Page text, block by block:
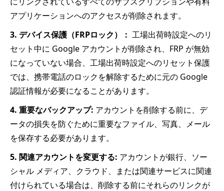
アプリケーションへのアクセスが削除されます。
3. デバイス保護（FRPロック）： 工場出荷時設定へのリ
セット中に Google アカウントが削除され、FRP が無効
になっていない場合、工場出荷時設定へのリセット保護
では、携帯電話のロックを解除するために元の Google
認証情報が必要になることがあります。
4. 重要なバックアップ: アカウントを削除する前に、デ
ータの損失を防ぐために重要なファイル、写真、メール
を保存する必要があります。
5. 関連アカウントを変更する: アカウントが銀行、ソー
シャル メディア、クラウド、または関連サービスに関連
付けられている場合は、削除する前にそれらのリンクが